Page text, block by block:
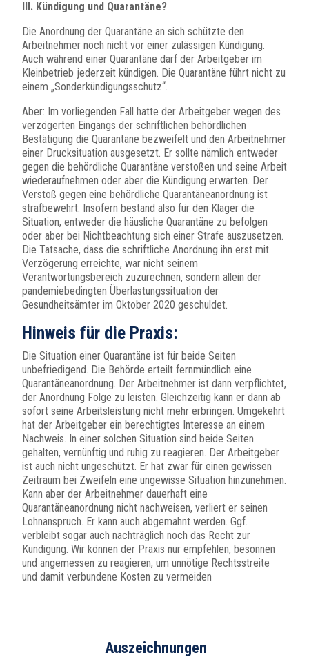
III. Kündigung und Quarantäne?
Die Anordnung der Quarantäne an sich schützte den
Arbeitnehmer noch nicht vor einer zulässigen Kündigung.
Auch während einer Quarantäne darf der Arbeitgeber im
Kleinbetrieb jederzeit kündigen. Die Quarantäne führt nicht zu
einem „Sonderkündigungsschutz“.
Aber: Im vorliegenden Fall hatte der Arbeitgeber wegen des
verzögerten Eingangs der schriftlichen behördlichen
Bestätigung die Quarantäne bezweifelt und den Arbeitnehmer
einer Drucksituation ausgesetzt. Er sollte nämlich entweder
gegen die behördliche Quarantäne verstoßen und seine Arbeit
wiederaufnehmen oder aber die Kündigung erwarten. Der
Verstoß gegen eine behördliche Quarantäneanordnung ist
strafbewehrt. Insofern bestand also für den Kläger die
Situation, entweder die häusliche Quarantäne zu befolgen
oder aber bei Nichtbeachtung sich einer Strafe auszusetzen.
Die Tatsache, dass die schriftliche Anordnung ihn erst mit
Verzögerung erreichte, war nicht seinem
Verantwortungsbereich zuzurechnen, sondern allein der
pandemiebedingten Überlastungssituation der
Gesundheitsämter im Oktober 2020 geschuldet.
Hinweis für die Praxis:
Die Situation einer Quarantäne ist für beide Seiten
unbefriedigend. Die Behörde erteilt fernmündlich eine
Quarantäneanordnung. Der Arbeitnehmer ist dann verpflichtet,
der Anordnung Folge zu leisten. Gleichzeitig kann er dann ab
sofort seine Arbeitsleistung nicht mehr erbringen. Umgekehrt
hat der Arbeitgeber ein berechtigtes Interesse an einem
Nachweis. In einer solchen Situation sind beide Seiten
gehalten, vernünftig und ruhig zu reagieren. Der Arbeitgeber
ist auch nicht ungeschützt. Er hat zwar für einen gewissen
Zeitraum bei Zweifeln eine ungewisse Situation hinzunehmen.
Kann aber der Arbeitnehmer dauerhaft eine
Quarantäneanordnung nicht nachweisen, verliert er seinen
Lohnanspruch. Er kann auch abgemahnt werden. Ggf.
verbleibt sogar auch nachträglich noch das Recht zur
Kündigung. Wir können der Praxis nur empfehlen, besonnen
und angemessen zu reagieren, um unnötige Rechtsstreite
und damit verbundene Kosten zu vermeiden
Auszeichnungen